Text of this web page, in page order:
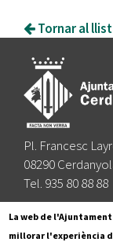
Tornar al
Pl. Francesc
08290
Tel. 935 80 88 88
Segueix-nos a:
La web de
millorar l'experiència